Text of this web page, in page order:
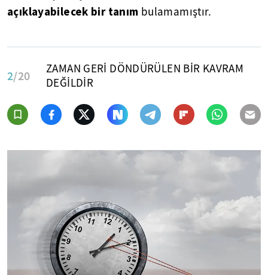
açıklayabilecek bir tanım bulamamıştır.
2/20
ZAMAN GERİ DÖNDÜRÜLEN BİR KAVRAM
DEĞİLDİR